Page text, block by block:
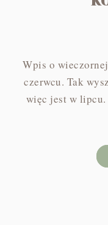
Wpis o
czerwcu. Tak
więc jest w